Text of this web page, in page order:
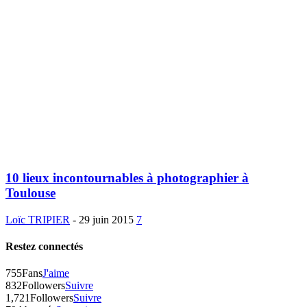
10 lieux incontournables à photographier à
Toulouse
Loïc TRIPIER - 29 juin 2015 7
Restez connectés
755FansJ'aime
832FollowersSuivre
1,721FollowersSuivre